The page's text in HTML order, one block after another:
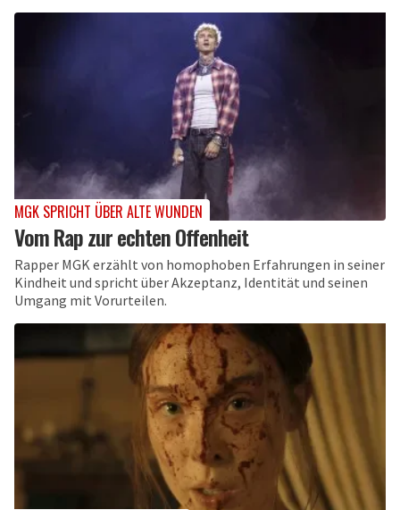
MGK SPRICHT ÜBER ALTE WUNDEN
Vom Rap zur echten Offenheit
Rapper MGK erzählt von homophoben Erfahrungen in seiner
Kindheit und spricht über Akzeptanz, Identität und seinen
Umgang mit Vorurteilen.